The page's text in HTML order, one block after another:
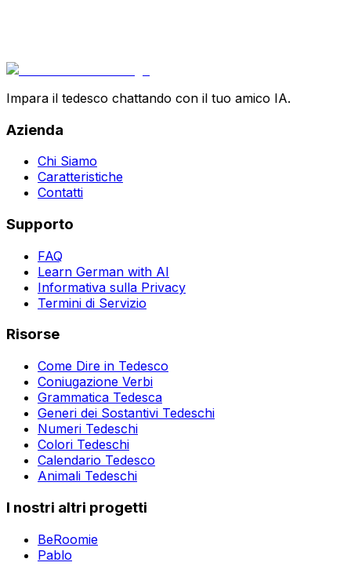
Impara il tedesco chattando con il tuo amico IA.
Azienda
Chi Siamo
Caratteristiche
Contatti
Supporto
FAQ
Learn German with AI
Informativa sulla Privacy
Termini di Servizio
Risorse
Come Dire in Tedesco
Coniugazione Verbi
Grammatica Tedesca
Generi dei Sostantivi Tedeschi
Numeri Tedeschi
Colori Tedeschi
Calendario Tedesco
Animali Tedeschi
I nostri altri progetti
BeRoomie
Pablo